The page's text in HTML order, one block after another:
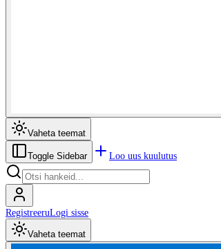
Vaheta teemat
Toggle Sidebar Loo uus kuulutus
RegistreeruLogi sisse
Vaheta teemat